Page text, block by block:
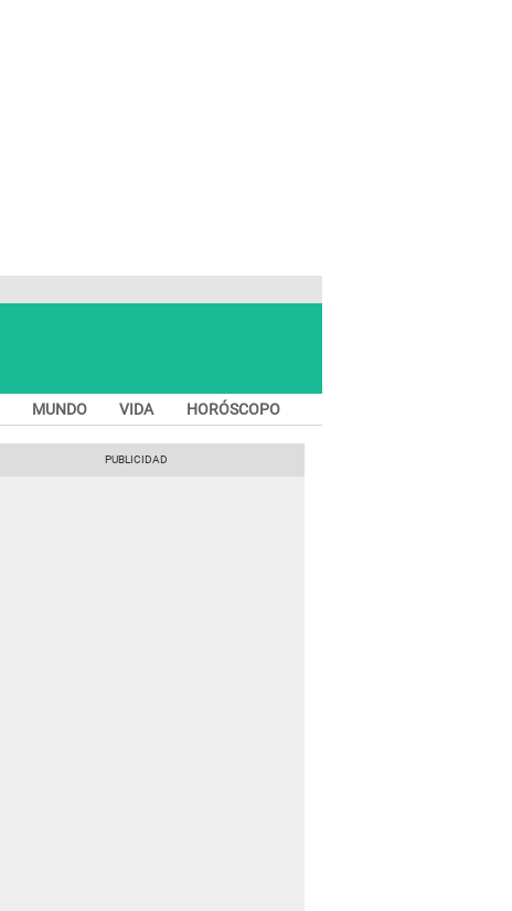
MUNDO VIDA HORÓSCOPO